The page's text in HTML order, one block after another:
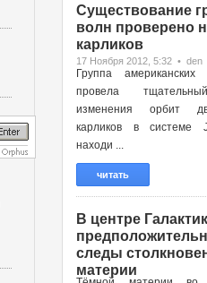
Существование
волн проверено
карликов
17 Ноября 2012, 5:32 • den
Группа американских
провела
изменения орбит
карликов в системе
находи ...
читать
В центре
следы
материи